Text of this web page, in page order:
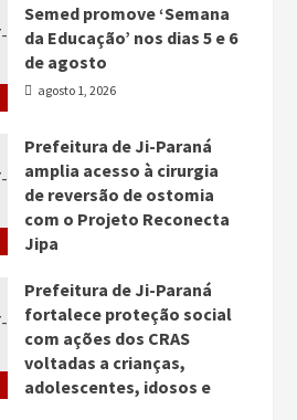
Semed promove ‘Semana
da Educação’ nos dias 5 e 6
de agosto
agosto 1, 2026
Prefeitura de Ji-Paraná
amplia acesso à cirurgia
de reversão de ostomia
com o Projeto Reconecta
Jipa
Prefeitura de Ji-Paraná
fortalece proteção social
com ações dos CRAS
voltadas a crianças,
adolescentes, idosos e